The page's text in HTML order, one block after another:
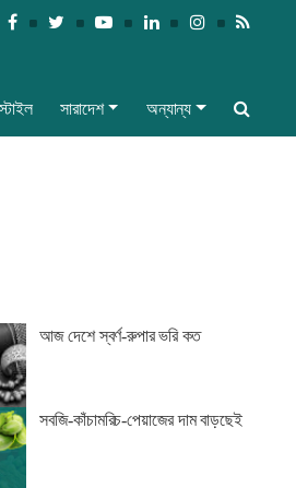
সারাদেশ অন্যান্য
আজ দেশে স্বর্ণ-রুপার ভরি কত
সবজি-কাঁচামরিচ-পেয়াজের দাম বাড়ছেই